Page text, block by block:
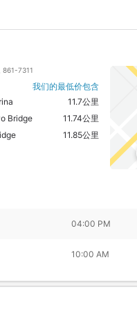
861-7311
我们的最低价包含
11.7公里
Bridge
11.74公里
11.85公里
04:00 PM
10:00 AM